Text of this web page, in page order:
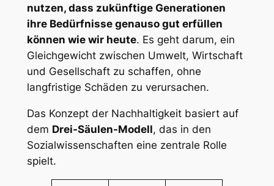
nutzen, dass zukünftige Generationen
ihre Bedürfnisse genauso gut erfüllen
können wie wir heute. Es geht darum, ein
Gleichgewicht zwischen Umwelt, Wirtschaft
und Gesellschaft zu schaffen, ohne
langfristige Schäden zu verursachen.
Das Konzept der Nachhaltigkeit basiert auf
dem Drei-Säulen-Modell, das in den
Sozialwissenschaften eine zentrale Rolle
spielt.